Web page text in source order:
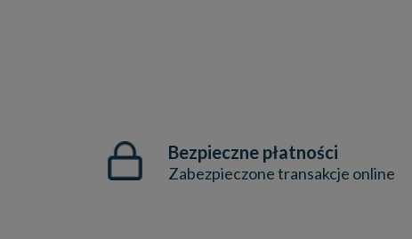
Bezpieczne płatności
Zabezpieczone transakcje online